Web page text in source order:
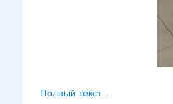
Полный текст...